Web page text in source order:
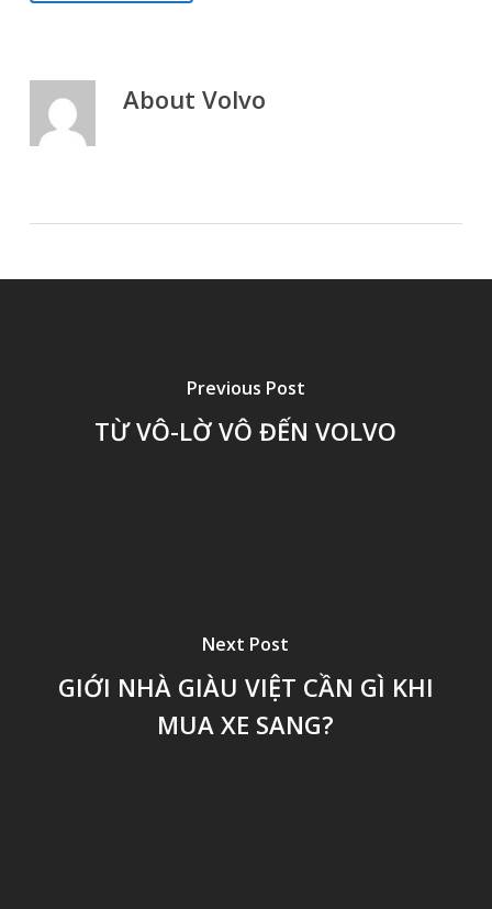
About Volvo
Previous Post
TỪ VÔ-LỜ VÔ ĐẾN VOLVO
Next Post
GIỚI NHÀ GIÀU VIỆT CẦN GÌ KHI
MUA XE SANG?